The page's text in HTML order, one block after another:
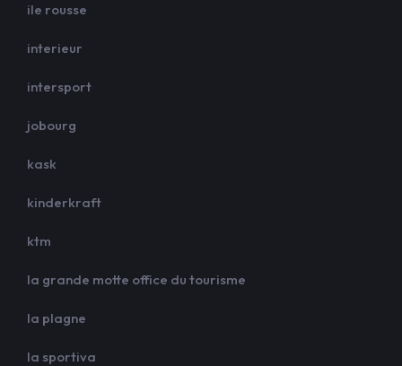
ile rousse
interieur
intersport
jobourg
kask
kinderkraft
ktm
la grande motte office du tourisme
la plagne
la sportiva